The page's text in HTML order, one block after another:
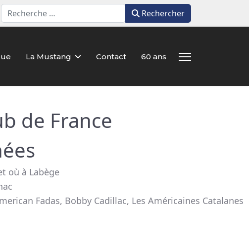
Rechercher
Rechercher
La Mustang Contact 60 ans
de France
où à Labège
Fadas, Bobby Cadillac, Les Américaines Catalanes